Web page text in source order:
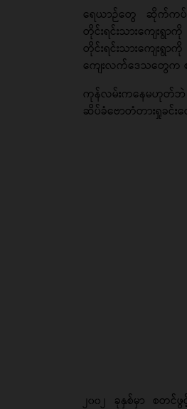
ရေယာဉ်တွေ ဆိုက်ကပ်
တိုင်းရင်းသားကျေးရွ
တိုင်းရင်းသားကျေး
ကျေးလက်ဒေသတွေက
ကုန်လမ်းကနေမဟုတ်ဘဲ ရ
ဆိပ်ခံဗောတံတားရှုခင်း
၂၀၀၂ ခုနှစ်မှာ စတင်